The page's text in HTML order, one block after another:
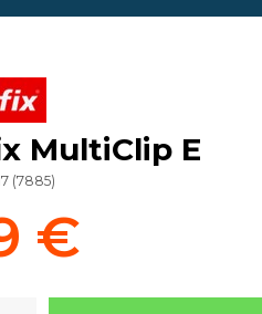
MultiClip E
(7885)
€